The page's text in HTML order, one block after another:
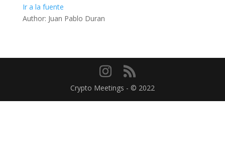
Ir a la fuente
Author: Juan Pablo Duran
Crypto Meetings - © 2022